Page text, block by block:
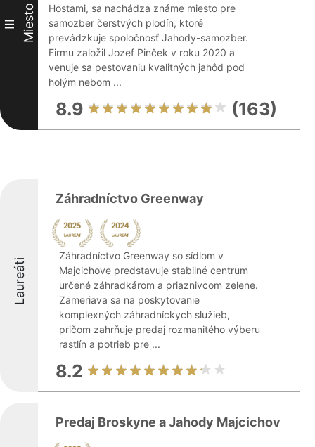
III Miesto
Hostami, sa nachádza známe miesto pre
samozber čerstvých plodín, ktoré
prevádzkuje spoločnosť Jahody-samozber.
Firmu založil Jozef Pinček v roku 2020 a
venuje sa pestovaniu kvalitných jahôd pod
holým nebom ...
8.9 (163)
Laureáti
Záhradníctvo Greenway
Záhradníctvo Greenway so sídlom v
Majcichove predstavuje stabilné centrum
určené záhradkárom a priaznivcom zelene.
Zameriava sa na poskytovanie
komplexných záhradníckych služieb,
pričom zahrňuje predaj rozmanitého výberu
rastlín a potrieb pre ...
8.2
Predaj Broskyne a Jahody Majcichov